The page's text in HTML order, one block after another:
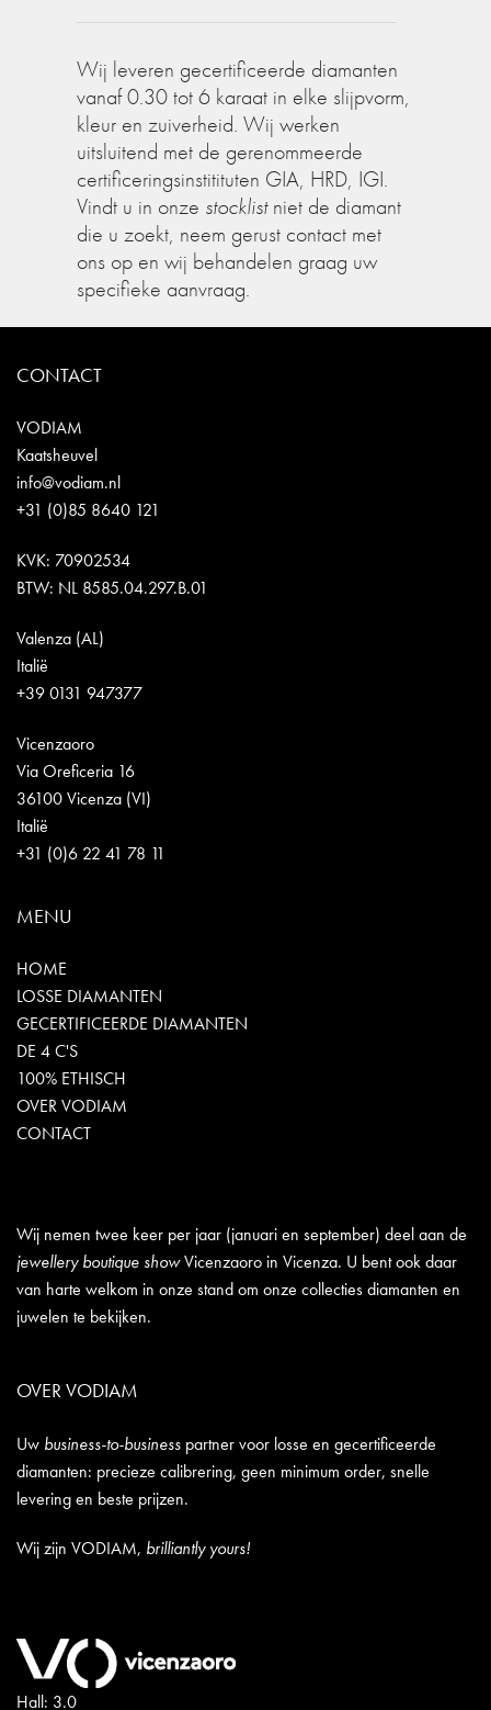
Wij leveren gecertificeerde diamanten
vanaf 0.30 tot 6 karaat in elke slijpvorm,
kleur en zuiverheid. Wij werken
uitsluitend met de gerenommeerde
certificeringsinstitituten GIA, HRD, IGI.
Vindt u in onze stocklistniet de diamant
die u zoekt, neem gerust contact met
ons op en wij behandelen graag uw
specifieke aanvraag.
CONTACT
VODIAM
Kaatsheuvel
info@vodiam.nl
+31 (0)85 8640 121
KVK: 70902534
BTW: NL 8585.04.297.B.01
Valenza (AL)
Italië
+39 0131 947377
Vicenzaoro
Via Oreficeria 16
36100 Vicenza (VI)
Italië
+31 (0)6 22 41 78 11
MENU
HOME
LOSSE DIAMANTEN
GECERTIFICEERDE DIAMANTEN
DE 4 C'S
100% ETHISCH
OVER VODIAM
CONTACT
Wij nemen twee keer per jaar (januari en september) deel aan de
jewellery boutique showVicenzaoro in Vicenza. U bent ook daar
van harte welkom in onze stand om onze collecties diamanten en
juwelen te bekijken.
OVER VODIAM
Uw business-to-business partner voor losse en gecertificeerde
diamanten: precieze calibrering, geen minimum order, snelle
levering en beste prijzen.
Wij zijn VODIAM, brilliantly yours!
Hall: 3.0